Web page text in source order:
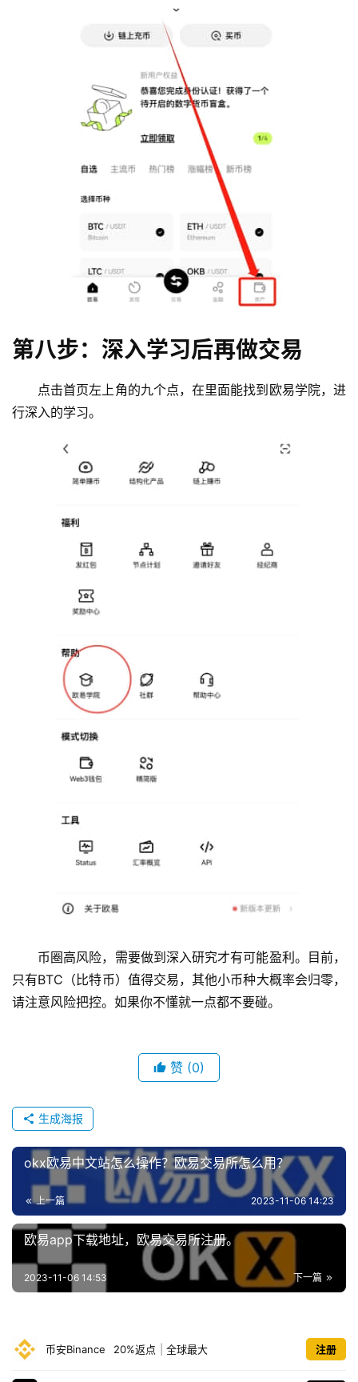
第八步：深入学习后再做交易
点击首页左上角的九个点，在里面能找到欧易学院，进
行深入的学习。
币圈高风险，需要做到深入研究才有可能盈利。目前，
只有BTC（比特币）值得交易，其他小币种大概率会归零，
请注意风险把控。如果你不懂就一点都不要碰。
赞 (0)
生成海报
okx欧易中文站怎么操作？欧易交易所怎么用？
上一篇 2023-11-06 14:23
欧易app下载地址，欧易交易所注册。
下一篇
2023-11-06 14:53
币安Binance 20%返点 全球最大 注册